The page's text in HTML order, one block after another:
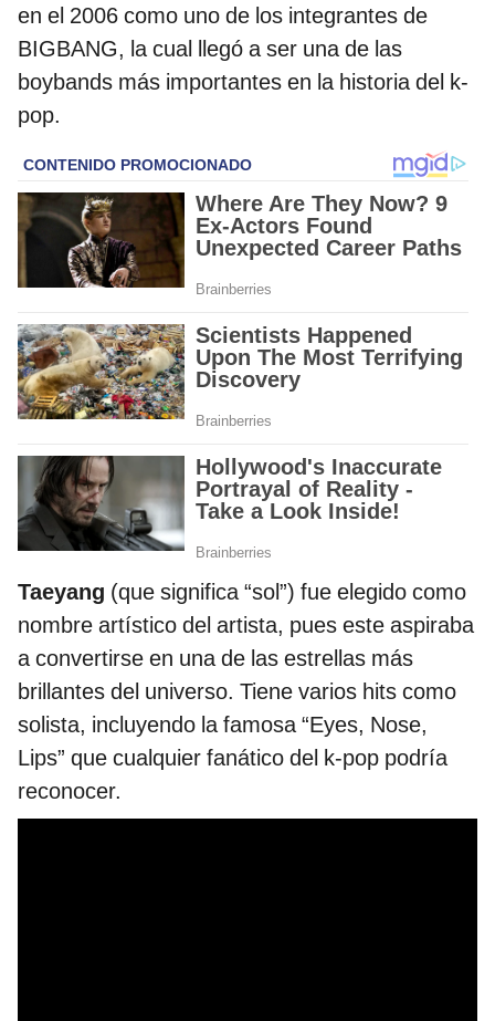
en el 2006 como uno de los integrantes de
BIGBANG, la cual llegó a ser una de las
boybands más importantes en la historia del k-
pop.
Taeyang (que significa “sol”) fue elegido como
nombre artístico del artista, pues este aspiraba
a convertirse en una de las estrellas más
brillantes del universo. Tiene varios hits como
solista, incluyendo la famosa “Eyes, Nose,
Lips” que cualquier fanático del k-pop podría
reconocer.